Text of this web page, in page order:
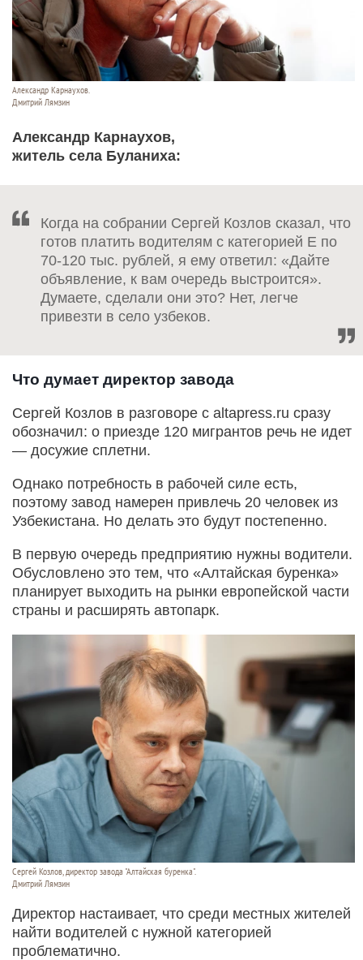
Александр Карнаухов.
Дмитрий Лямзин
Александр Карнаухов,
житель села Буланиха:
Когда на собрании Сергей Козлов сказал, что
готов платить водителям с категорией Е по
70-120 тыс. рублей, я ему ответил: «Дайте
объявление, к вам очередь выстроится».
Думаете, сделали они это? Нет, легче
привезти в село узбеков.
Что думает директор завода
Сергей Козлов в разговоре с altapress.ru сразу
обозначил: о приезде 120 мигрантов речь не идет
— досужие сплетни.
Однако потребность в рабочей силе есть,
поэтому завод намерен привлечь 20 человек из
Узбекистана. Но делать это будут постепенно.
В первую очередь предприятию нужны водители.
Обусловлено это тем, что «Алтайская буренка»
планирует выходить на рынки европейской части
страны и расширять автопарк.
Сергей Козлов, директор завода "Алтайская буренка".
Дмитрий Лямзин
Директор настаивает, что среди местных жителей
найти водителей с нужной категорией
проблематично.